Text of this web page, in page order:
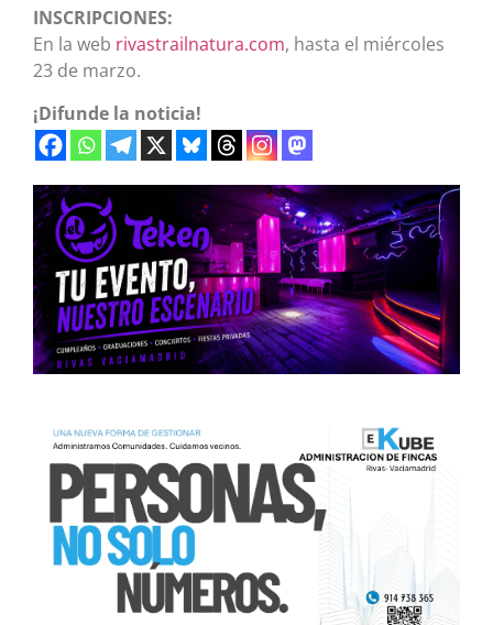
INSCRIPCIONES:
En la web rivastrailnatura.com, hasta el miércoles
23 de marzo.
¡Difunde la noticia!